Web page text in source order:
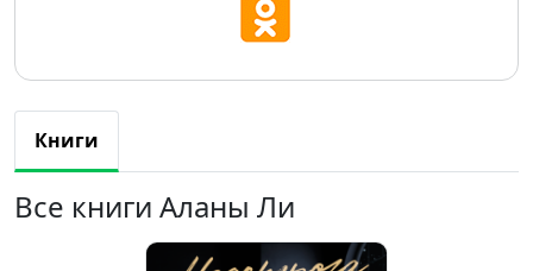
Книги
Все книги Аланы Ли